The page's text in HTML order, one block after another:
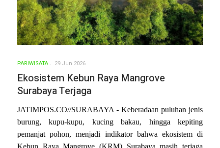
PARIWISATA 29 Jun 2026
Ekosistem Kebun Raya Mangrove
Surabaya Terjaga
JATIMPOS.CO//SURABAYA - Keberadaan puluhan jenis
burung, kupu-kupu, kucing bakau, hingga kepiting
pemanjat pohon, menjadi indikator bahwa ekosistem di
Kebun Raya Mangrove (KRM) Surabaya masih terjaga